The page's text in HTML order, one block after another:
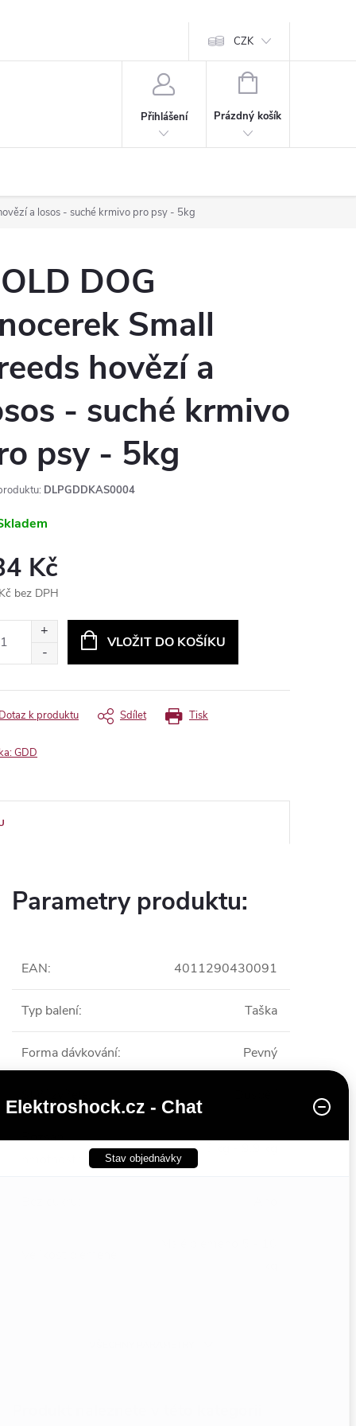
CZK
Přihlášení
NÁKUPNÍ
Prázdný košík
a losos - suché krmivo pro psy - 5kg
DOG
Small
hovězí a
- suché krmivo
psy - 5kg
DLPGDDKAS0004
Kč
bez DPH
VLOŽIT DO KOŠÍKU
Tisk
Dotaz k produktu Sdílet
GDD
Parametry produktu:
EAN: 4011290430091
Typ balení: Taška
Forma dávkování: Pevný
Rozsah
Elektroshock.cz - Chat
Stav objednávky